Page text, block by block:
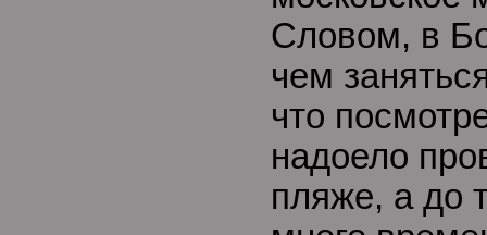
Словом, в
чем
что
надоело
пляже, а до